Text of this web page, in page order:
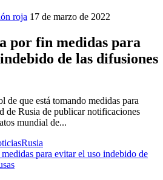
roja 17 de marzo de 2022
por fin medidas para
de las difusiones
de que está tomando medidas para
de Rusia de publicar notificaciones
mundial de...
Rusia
para evitar el uso indebido de